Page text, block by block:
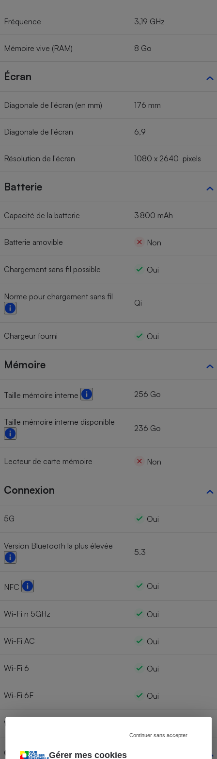
Gérer mes cookies
Continuer sans accepter
Fréquence 3,19 GHz
Mémoire vive (RAM) 8 Go
Écran
Diagonale de l'écran (en mm) 176 mm
Diagonale de l'écran 6,9
Résolution de l'écran 1080 x 2640 pixels
Batterie
Capacité de la batterie 3 800 mAh
Batterie amovible Non
Chargement sans fil possible Oui
Norme pour chargement sans fil
Qi
Chargeur fourni Oui
Mémoire
Taille mémoire interne 256 Go
Taille mémoire interne disponible
236 Go
Lecteur de carte mémoire Non
Connexion
5G Oui
Version Bluetooth la plus élevée
5.3
NFC Oui
Wi-Fi n 5GHz Oui
Wi-Fi AC Oui
Wi-Fi 6 Oui
Wi-Fi 6E Oui
Wi-Fi 7
Géolocalisation